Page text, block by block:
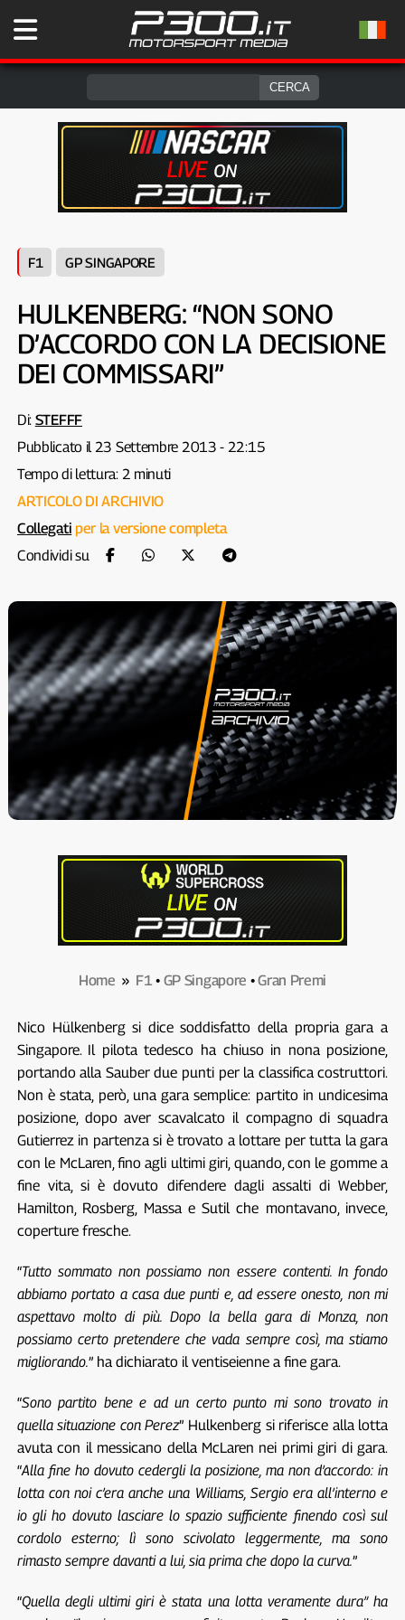
F1 GP SINGAPORE
HULKENBERG: “NON SONO
D’ACCORDO CON LA DECISIONE
DEI COMMISSARI”
Di: STEFFF
Pubblicato il 23 Settembre 2013 - 22:15
Tempo di lettura: 2 minuti
ARTICOLO DI ARCHIVIO
Collegati per la versione completa
Condividi su
Home » F1• GP Singapore •Gran Premi
Nico Hülkenberg si dice soddisfatto della propria gara a
Singapore. Il pilota tedesco ha chiuso in nona posizione,
portando alla Sauber due punti per la classifica costruttori.
Non è stata, però, una gara semplice: partito in undicesima
posizione, dopo aver scavalcato il compagno di squadra
Gutierrez in partenza si è trovato a lottare per tutta la gara
con le McLaren, fino agli ultimi giri, quando, con le gomme a
fine vita, si è dovuto difendere dagli assalti di Webber,
Hamilton, Rosberg, Massa e Sutil che montavano, invece,
coperture fresche.
“Tutto sommato non possiamo non essere contenti. In fondo
abbiamo portato a casa due punti e, ad essere onesto, non mi
aspettavo molto di più. Dopo la bella gara di Monza, non
possiamo certo pretendere che vada sempre così, ma stiamo
migliorando.” ha dichiarato il ventiseienne a fine gara.
“Sono partito bene e ad un certo punto mi sono trovato in
quella situazione con Perez” Hulkenberg si riferisce alla lotta
avuta con il messicano della McLaren nei primi giri di gara.
“Alla fine ho dovuto cedergli la posizione, ma non d’accordo: in
lotta con noi c’era anche una Williams, Sergio era all’interno e
io gli ho dovuto lasciare lo spazio sufficiente finendo così sul
cordolo esterno; lì sono scivolato leggermente, ma sono
rimasto sempre davanti a lui, sia prima che dopo la curva.”
“Quella degli ultimi giri è stata una lotta veramente dura” ha